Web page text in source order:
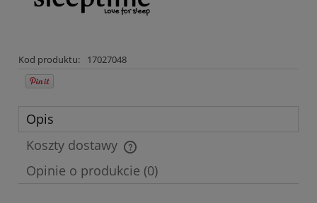
Kod produktu: 17027048
Opis
Koszty dostawy
Cena nie zawiera ewentualnych kosztów płatności
Opinie o produkcie (0)